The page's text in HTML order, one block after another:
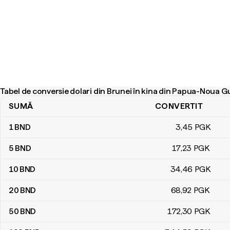
Tabel de conversie dolari din Brunei în kina din Papua-Noua
Tabel de conversie dolari din Brunei în kina din Papua-Noua Guinee
SUMĂ CONVERTIT
1BND 3,45 PGK
5 BND 17,23 PGK
10 BND 34,46 PGK
20 BND 68,92 PGK
50 BND 172,30 PGK